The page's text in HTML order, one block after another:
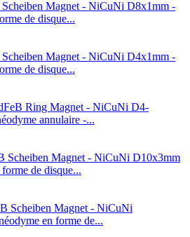
D8x1mm -
de disque...
D4x1mm -
de disque...
D4-
annulaire -...
D10x3mm
de disque...
en forme de...